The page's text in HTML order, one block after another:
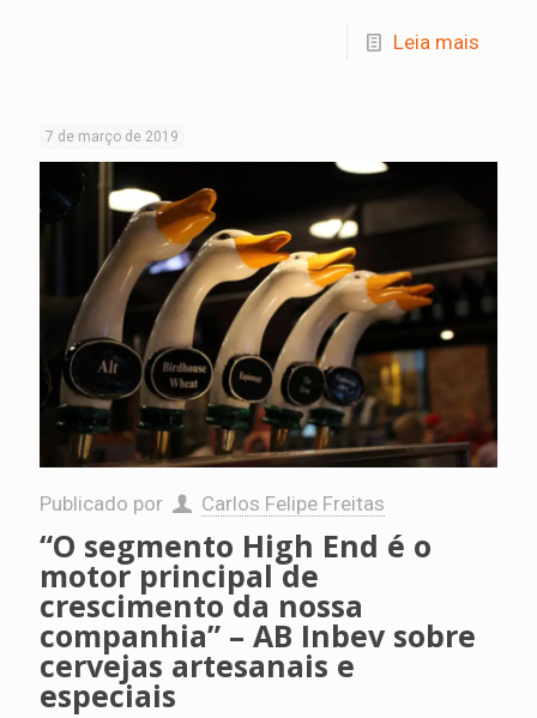
Leia mais
7 de março de 2019
Publicado por Carlos Felipe Freitas
“O segmento High End é o
motor principal de
crescimento da nossa
companhia” – AB Inbev sobre
cervejas artesanais e
especiais